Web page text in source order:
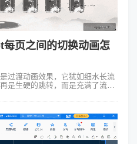
页之间的切换动画怎
过渡动画效果，它犹如细水长流
是生硬的跳转，而是充满了流畅